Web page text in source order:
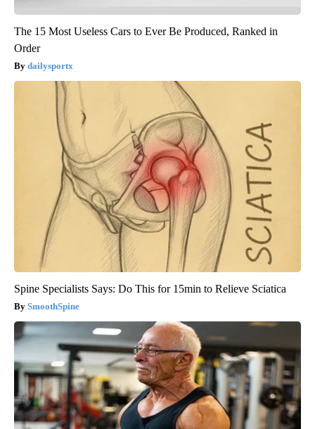
The 15 Most Useless Cars to Ever Be Produced, Ranked in
Order
dailysportx
Spine Specialists Says: Do This for 15min to Relieve Sciatica
SmoothSpine